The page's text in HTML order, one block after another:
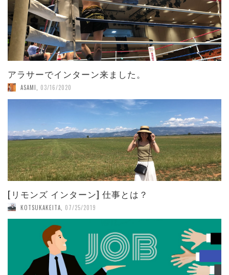
アラサーでインターン来ました。
ASAMI 03/16/2020
[リモンズ インターン] 仕事とは？
KOTSUKAKEITA 07/25/2019